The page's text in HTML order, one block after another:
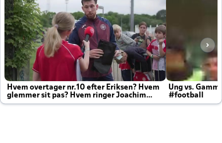
Hvem overtager nr.10 efter Eriksen? Hvem
glemmer sit pas? Hvem ringer Joachim
altid til efter kampe?
Ung vs.
#football